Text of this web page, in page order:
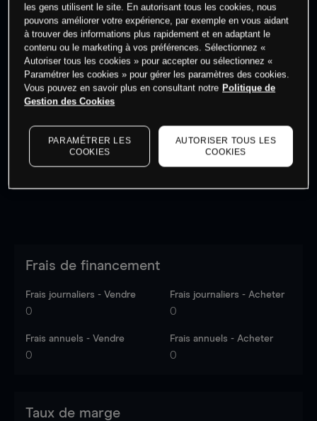
Commencez à trader
Les prix sont indicatifs.
dernières données du marché.Log into see latest
market data
Frais de financement
Frais journaliers - Vendre
0
Frais journaliers - Acheter
0
Frais annuels - Vendre
0
Frais annuels - Acheter
0
Taux de marge
les gens utilisent le site. En autorisant tous les cookies, nous
pouvons améliorer votre expérience, par exemple en vous aidant
à trouver des informations plus rapidement et en adaptant le
contenu ou le marketing à vos préférences. Sélectionnez «
Autoriser tous les cookies » pour accepter ou sélectionnez «
Paramétrer les cookies » pour gérer les paramètres des cookies.
Vous pouvez en savoir plus en consultant notre Politique de
Gestion des Cookies
PARAMÉTRER LES
COOKIES
AUTORISER TOUS LES
COOKIES